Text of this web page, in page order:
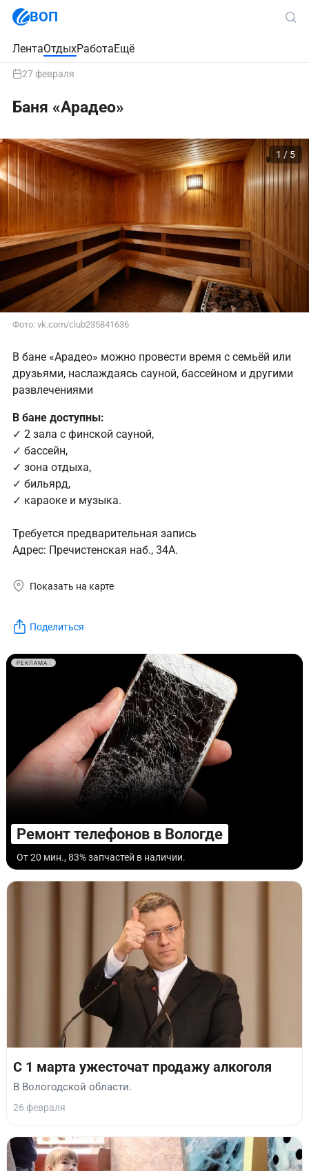
ВОП
ЛентаОтдыхРаботаЕщё
27 февраля
Баня «Арадео»
Фото: vk.com/club235841636
1 / 5
В бане «Арадео» можно провести время с семьёй или
друзьями, наслаждаясь сауной, бассейном и другими
развлечениями
В бане доступны:
✓ 2 зала с финской сауной,
✓ бассейн,
✓ зона отдыха,
✓ бильярд,
✓ караоке и музыка.
Требуется предварительная запись
Адрес: Пречистенская наб., 34А.
Показать на карте
Поделиться
РЕКЛАМА
Ремонт телефонов в Вологде
От 20 мин., 83% запчастей в наличии.
С 1 марта ужесточат продажу алкоголя
В Вологодской области.
26 февраля